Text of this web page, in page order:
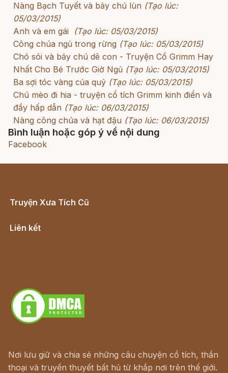
Nàng Bạch Tuyết và bảy chú lùn (Tạo lúc:
05/03/2015)
Anh và em gái
(Tạo lúc: 05/03/2015)
Công chúa ngủ trong rừng (Tạo lúc: 05/03/2015)
Chó sói và bảy chú dê con - Truyện Cổ Grimm Hay
Nhất Cho Bé Trước Giờ Ngủ (Tạo lúc: 05/03/2015)
Ba sợi tóc vàng của quỷ (Tạo lúc: 05/03/2015)
Chú mèo đi hia - truyện cổ tích Grimm kinh điển và
đầy hấp dẫn (Tạo lúc: 06/03/2015)
Nàng công chúa và hạt đậu (Tạo lúc: 06/03/2015)
Bình luận hoặc góp ý về nội dung
Facebook
Truyện Xưa Tích Cũ
Liên kết
Nơi lưu giữ và chia sẻ những câu chuyện cổ tích, thần
thoại và truyền thuyết bất hủ từ khắp nơi trên thế giới.